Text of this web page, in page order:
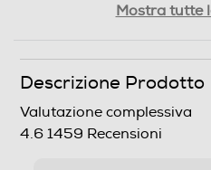
Dual SIM
Formato Slot SIM
Mostra tutte
Descrizione Prodotto
Valutazione
4.61459